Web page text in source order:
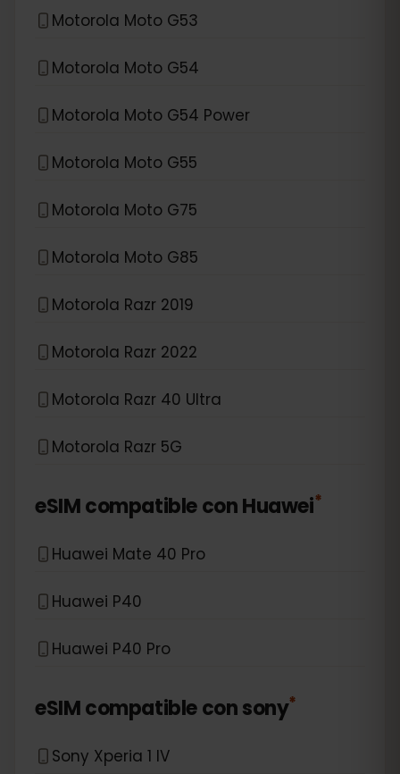
Motorola Moto G53
Motorola Moto G54
Motorola Moto G54 Power
Motorola Moto G55
Motorola Moto G75
Motorola Moto G85
Motorola Razr 2019
Motorola Razr 2022
Motorola Razr 40 Ultra
Motorola Razr 5G
eSIM compatible conHuawei*
Huawei Mate 40 Pro
Huawei P40
Huawei P40 Pro
eSIM compatible consony*
Sony Xperia 1 IV